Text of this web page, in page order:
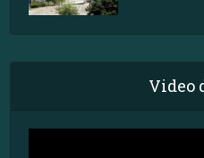
Video